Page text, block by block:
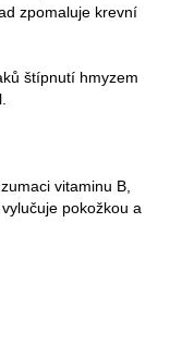
zpomaluje krevní
štípnutí hmyzem
vitaminu B,
pokožkou a